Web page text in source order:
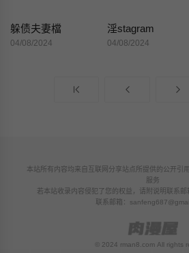
躲债夫妻檔
04/08/2024
淫stagram
04/08/2024
本站所有内容均来自互联网分享站点所提供的公开引
服务
若本站收录内容侵犯了您的权益，请附说明联系邮
联系邮箱：
© 2024 rman8.com All rights